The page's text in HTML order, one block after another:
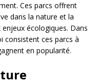
Ces parcs offrent
dans la nature et la
écologiques. Dans
consistent ces parcs à
en popularité.